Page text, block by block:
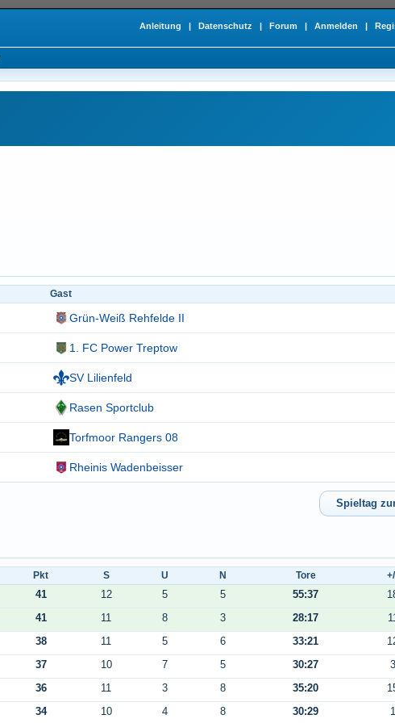
Anleitung | Datenschutz | Forum | Anmelden |
Gast
Grün-Weiß Rehfelde II
1. FC Power Treptow
SV Lilienfeld
Rasen Sportclub
Torfmoor Rangers 08
Rheinis Wadenbeisser
Pkt S U N Tore
41 12 5 5 55:37
41 11 8 3 28:17
38 11 5 6 33:21
37 10 7 5 30:27
3
36 11 3 8 35:20
34 10 4 8 30:29
1